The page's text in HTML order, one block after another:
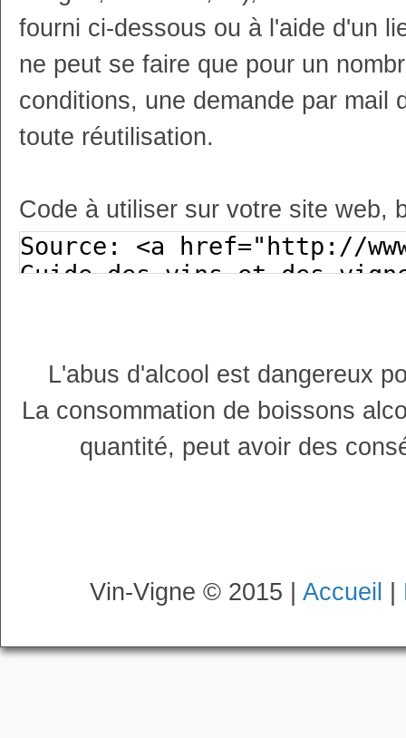
fourni ci-dessous ou à l'aide d'un
ne peut se faire que pour un
conditions, une demande par mail
toute réutilisation.
Code à utiliser sur votre site web,
L'abus d'alcool est dangereux
La consommation de boissons
quantité, peut avoir des
Vin-Vigne © 2015 | Accueil